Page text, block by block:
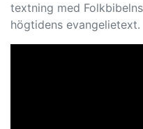
textning med
högtidens evangelietext.